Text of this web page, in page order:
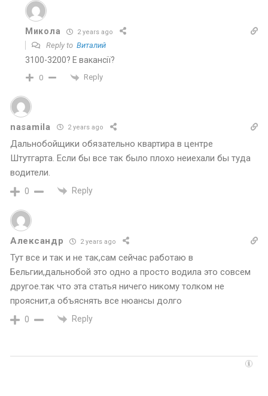
Микола 2 years ago
Reply to Виталий
3100-3200? Е вакансії?
0 Reply
nasamila 2 years ago
Дальнобойщики обязательно квартира в центре
Штутгарта. Если бы все так было плохо неиехали бы туда
водители.
0 Reply
Александр 2 years ago
Тут все и так и не так,сам сейчас работаю в
Бельгии,дальнобой это одно а просто водила это совсем
другое.так что эта статья ничего никому толком не
прояснит,а объяснять все нюансы долго
0 Reply